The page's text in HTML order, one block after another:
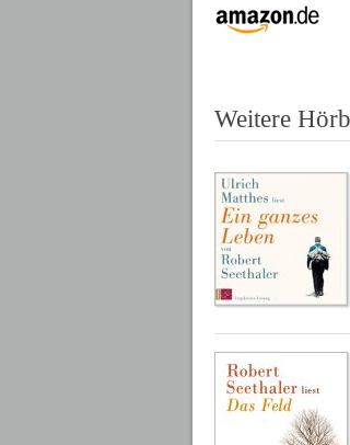
Weitere